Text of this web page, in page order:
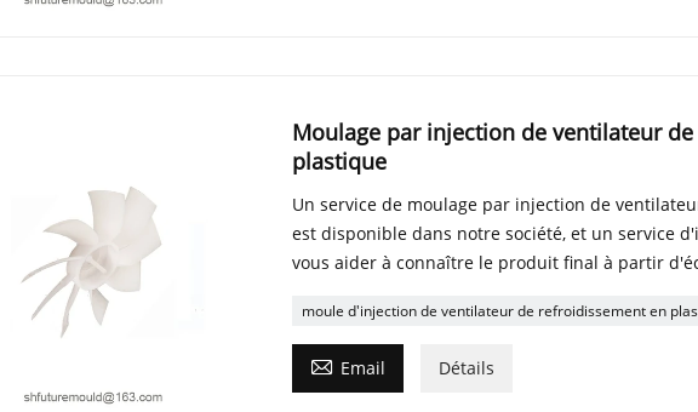
Moulage par injection de ventilateur
plastique
Un service de moulage par injection de
est disponible dans notre société, et un service
vous aider à connaître le produit final à partir
moule d'injection de ventilateur de refroidissement en
 Email Détails